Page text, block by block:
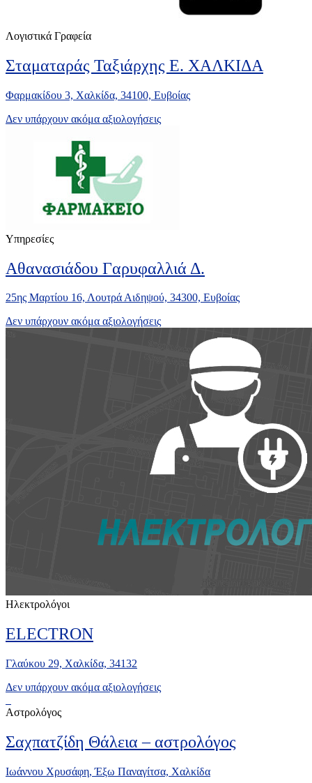
Λογιστικά Γραφεία
Σταματαράς Ταξιάρχης Ε. ΧΑΛΚΙΔΑ
Φαρμακίδου 3, Χαλκίδα, 34100, Ευβοίας
Δεν υπάρχουν ακόμα αξιολογήσεις
Υπηρεσίες
Αθανασιάδου Γαρυφαλλιά Δ.
25ης Μαρτίου 16, Λουτρά Αιδηψού, 34300, Ευβοίας
Δεν υπάρχουν ακόμα αξιολογήσεις
Ηλεκτρολόγοι
ELECTRON
Γλαύκου 29, Χαλκίδα, 34132
Δεν υπάρχουν ακόμα αξιολογήσεις
Αστρολόγος
Σαχπατζίδη Θάλεια – αστρολόγος
Ιωάννου Χρυσάφη, Έξω Παναγίτσα, Χαλκίδα